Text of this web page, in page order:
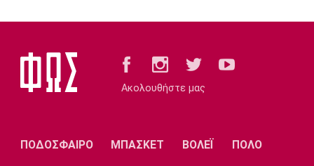
22:44
Ποδόσφαιρο - Διεθνή
22:35
Ακολουθήστε μας
ΠΟΔΟΣΦΑΙΡΟ ΜΠΑΣΚΕΤ ΒΟΛΕΪ ΠΟΛΟ